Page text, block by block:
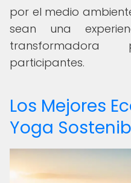
por el medio
sean una
participantes.
Los Mejores
Yoga